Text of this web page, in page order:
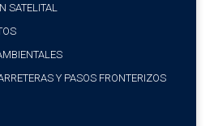
SATELITAL
Y PASOS FRONTERIZOS